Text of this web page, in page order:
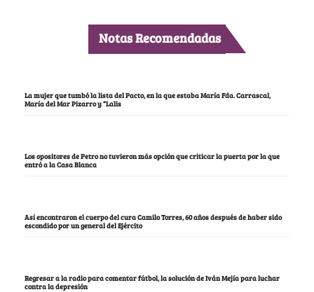
Notas Recomendadas
La mujer que tumbó la lista del Pacto, en la que estaba María Fda. Carrascal,
María del Mar Pizarro y “Lalis
Los opositores de Petro no tuvieron más opción que criticar la puerta por la que
entró a la Casa Blanca
Así encontraron el cuerpo del cura Camilo Torres, 60 años después de haber sido
escondido por un general del Ejército
Regresar a la radio para comentar fútbol, la solución de Iván Mejía para luchar
contra la depresión